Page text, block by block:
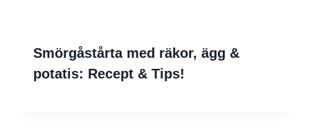
Smörgåstårta med räkor, ägg &
potatis: Recept & Tips!